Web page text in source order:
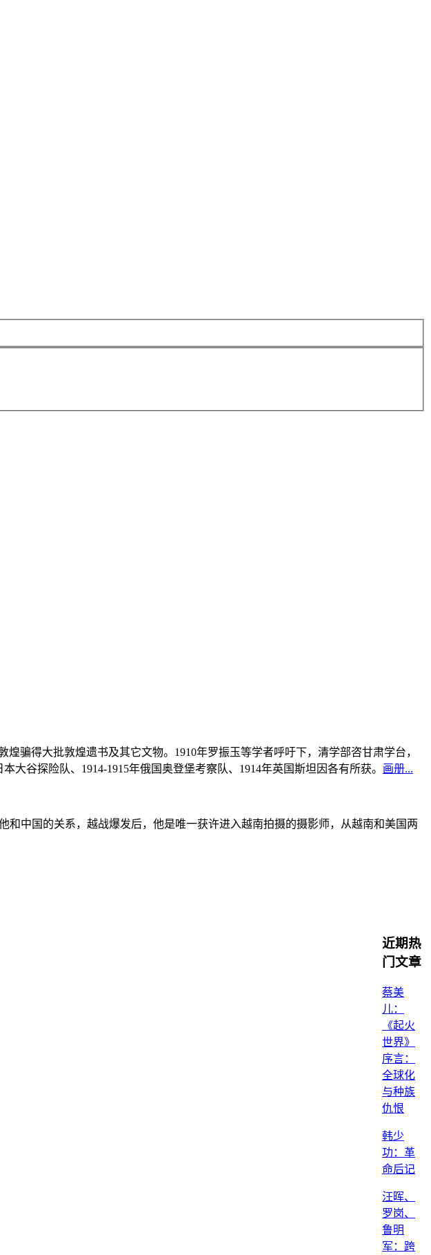
骗得大批敦煌遗书及其它文物。1910年罗振玉等学者呼吁下，清学部咨甘肃学台，
谷探险队、1914-1915年俄国奥登堡考察队、1914年英国斯坦因各有所获。 画册...
和中国的关系，越战爆发后，他是唯一获许进入越南拍摄的摄影师，从越南和美国两
近期热
门文章
蔡美
儿：
《起火
世界》
序言：
全球化
与种族
仇恨
韩少
功：革
命后记
汪晖、
罗岗、
鲁明
军：跨